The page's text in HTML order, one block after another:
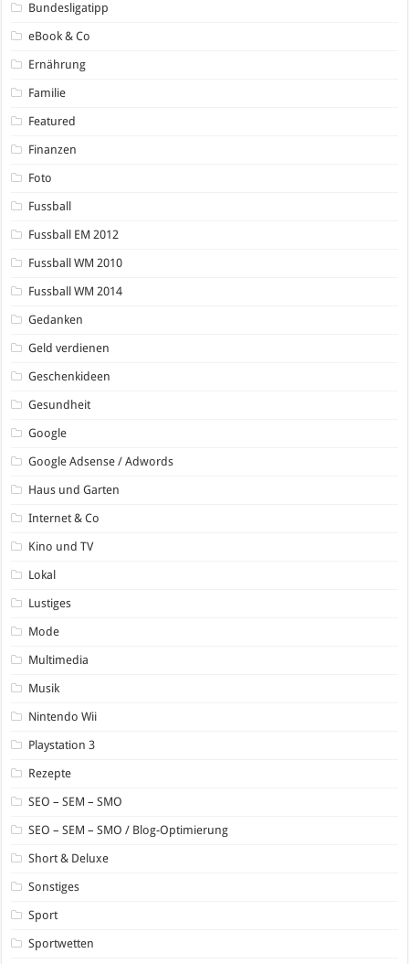
Bundesligatipp
eBook & Co
Ernährung
Familie
Featured
Finanzen
Foto
Fussball
Fussball EM 2012
Fussball WM 2010
Fussball WM 2014
Gedanken
Geld verdienen
Geschenkideen
Gesundheit
Google
Google Adsense / Adwords
Haus und Garten
Internet & Co
Kino und TV
Lokal
Lustiges
Mode
Multimedia
Musik
Nintendo Wii
Playstation 3
Rezepte
SEO – SEM – SMO
SEO – SEM – SMO / Blog-Optimierung
Short & Deluxe
Sonstiges
Sport
Sportwetten